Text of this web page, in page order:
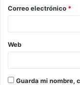
*
Correo electrónico *
Web
Guarda mi nombre,